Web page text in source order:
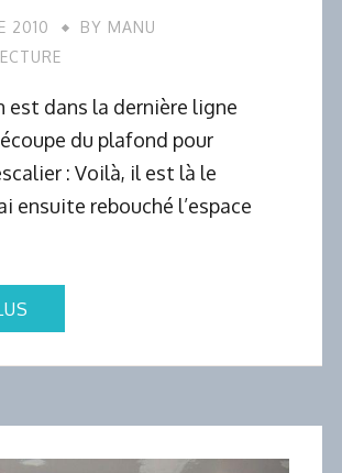
2010 BY MANU
est dans la dernière ligne
du plafond pour
: Voilà, il est là le
ensuite rebouché l’espace